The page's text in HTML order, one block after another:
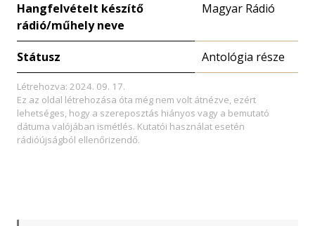
Hangfelvételt készítő
rádió/műhely neve
Magyar Rádió
Státusz Antológia része
Létrehozva: 2024. 09. 17.
Ez az oldal létrehozása óta még nem volt átnézve, ezért
lehetséges, hogy a szereposztás hiányos vagy a bemutató
dátuma valójában ismétlés. Kutatói használat esetén
rádióújságból ellenőrizendő.